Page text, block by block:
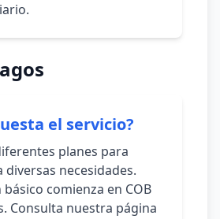
el servicio?
planes para
necesidades.
comienza en COB
Consulta nuestra página